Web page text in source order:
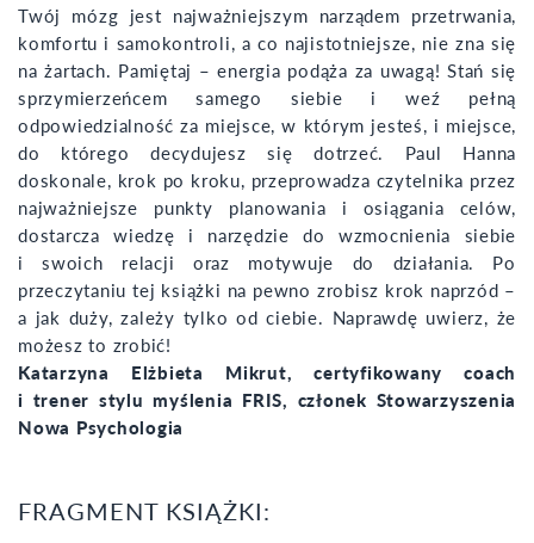
Twój mózg jest najważniejszym narządem przetrwania,
komfortu i samokontroli, a co najistotniejsze, nie zna się
na żartach. Pamiętaj – energia podąża za uwagą! Stań się
sprzymierzeńcem samego siebie i weź pełną
odpowiedzialność za miejsce, w którym jesteś, i miejsce,
do którego decydujesz się dotrzeć. Paul Hanna
doskonale, krok po kroku, przeprowadza czytelnika przez
najważniejsze punkty planowania i osiągania celów,
dostarcza wiedzę i narzędzie do wzmocnienia siebie
i swoich relacji oraz motywuje do działania. Po
przeczytaniu tej książki na pewno zrobisz krok naprzód –
a jak duży, zależy tylko od ciebie. Naprawdę uwierz, że
możesz to zrobić!
Katarzyna Elżbieta Mikrut, certyfikowany coach
i trener stylu myślenia FRIS, członek Stowarzyszenia
Nowa Psychologia
FRAGMENT KSIĄŻKI: